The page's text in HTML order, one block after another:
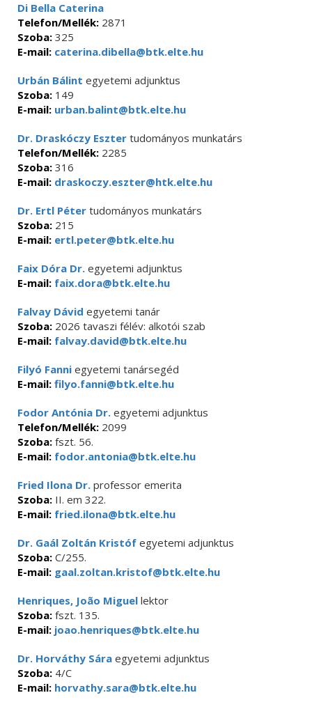
Di Bella Caterina
Telefon/Mellék: 2871
Szoba: 325
E-mail: caterina.dibella@btk.elte.hu
Urbán Bálint egyetemi adjunktus
Szoba: 149
E-mail: urban.balint@btk.elte.hu
Dr. Draskóczy Eszter tudományos munkatárs
Telefon/Mellék: 2285
Szoba: 316
E-mail: draskoczy.eszter@htk.elte.hu
Dr. Ertl Péter tudományos munkatárs
Szoba: 215
E-mail: ertl.peter@btk.elte.hu
Faix Dóra Dr. egyetemi adjunktus
E-mail: faix.dora@btk.elte.hu
Falvay Dávid egyetemi tanár
Szoba: 2026 tavaszi félév: alkotói szab
E-mail: falvay.david@btk.elte.hu
Filyó Fanni egyetemi tanársegéd
E-mail: filyo.fanni@btk.elte.hu
Fodor Antónia Dr. egyetemi adjunktus
Telefon/Mellék: 2099
Szoba: fszt. 56.
E-mail: fodor.antonia@btk.elte.hu
Fried Ilona Dr. professor emerita
Szoba: II. em 322.
E-mail: fried.ilona@btk.elte.hu
Dr. Gaál Zoltán Kristóf egyetemi adjunktus
Szoba: C/255.
E-mail: gaal.zoltan.kristof@btk.elte.hu
Henriques, João Miguel lektor
Szoba: fszt. 135.
E-mail: joao.henriques@btk.elte.hu
Dr. Horváthy Sára egyetemi adjunktus
Szoba: 4/C
E-mail: horvathy.sara@btk.elte.hu